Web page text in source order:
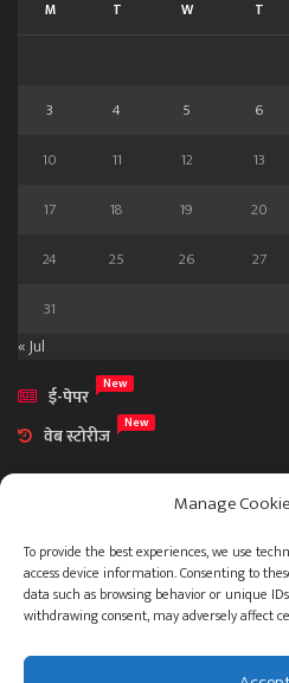
Manage
To provide the best experiences, we use
access device information. Consenting to
data such as browsing behavior or unique
withdrawing consent, may adversely affect
M T W T
3
4 5 6
10
11 12 13
17
18 19 20
24
25 26 27
31
« Jul
ई-पेपर
New
वेब स्टोरीज New
आमच्या विषयी
संपर्क